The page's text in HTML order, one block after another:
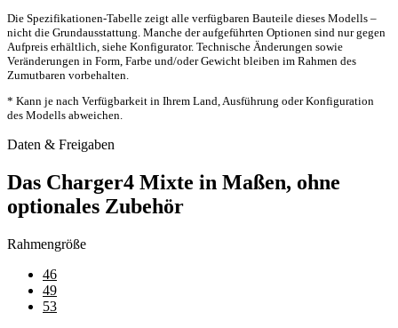
Die Spezifikationen-Tabelle zeigt alle verfügbaren Bauteile dieses Modells –
nicht die Grundausstattung. Manche der aufgeführten Optionen sind nur gegen
Aufpreis erhältlich, siehe Konfigurator. Technische Änderungen sowie
Veränderungen in Form, Farbe und/oder Gewicht bleiben im Rahmen des
Zumutbaren vorbehalten.
* Kann je nach Verfügbarkeit in Ihrem Land, Ausführung oder Konfiguration
des Modells abweichen.
Daten & Freigaben
Das Charger4 Mixte in Maßen, ohne
optionales Zubehör
Rahmengröße
46
49
53